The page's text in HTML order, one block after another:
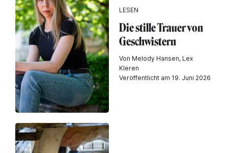
LESEN
Die stille Trauer von
Geschwistern
Von Melody Hansen, Lex
Kleren
Veröffentlicht am 19. Juni 2026